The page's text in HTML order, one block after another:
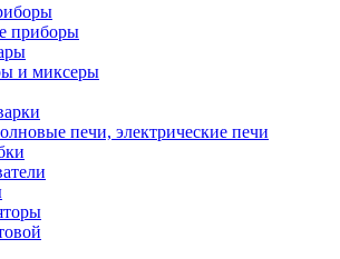
приборы
и миксеры
печи, электрические печи